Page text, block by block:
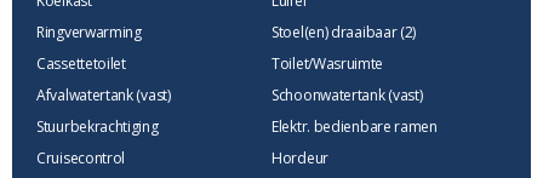
Ringverwarming
Stoel(en) draaibaar (2)
Cassettetoilet
Toilet/Wasruimte
Afvalwatertank (vast)
Schoonwatertank (vast)
Stuurbekrachtiging
Elektr. bedienbare ramen
Cruisecontrol
Hordeur